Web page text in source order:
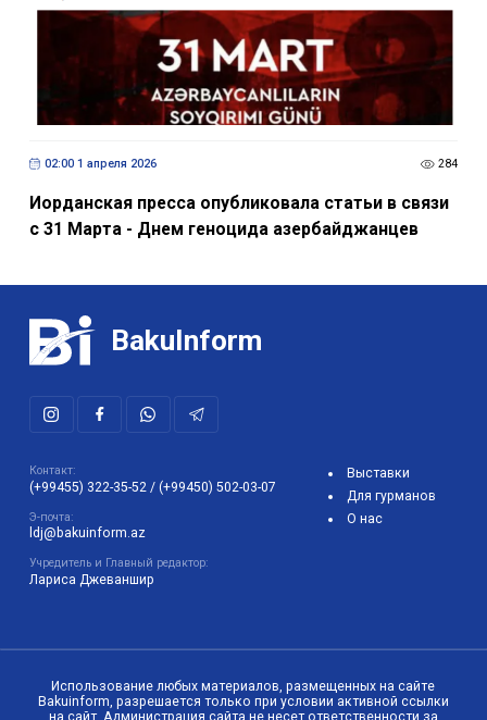
02:00 1 апреля 2026 284
Иорданская пресса опубликовала статьи в связи
с 31 Марта - Днем геноцида азербайджанцев
BakuInform
Контакт:
(+99455) 322-35-52 / (+99450) 502-03-07
Э-почта:
ldj@bakuinform.az
Учредитель и Главный редактор:
Лариса Джеваншир
Выставки
Для гурманов
О нас
Использование любых материалов, размещенных на сайте
Bakuinform, разрешается только при условии активной ссылки